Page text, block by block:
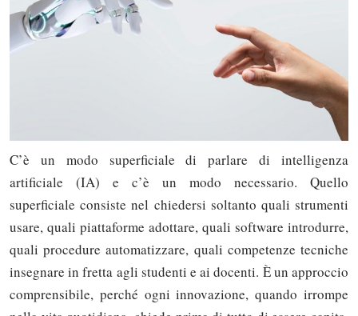
C’è un modo superficiale di parlare di intelligenza
artificiale (IA) e c’è un modo necessario. Quello
superficiale consiste nel chiedersi soltanto quali strumenti
usare, quali piattaforme adottare, quali software introdurre,
quali procedure automatizzare, quali competenze tecniche
insegnare in fretta agli studenti e ai docenti. È un approccio
comprensibile, perché ogni innovazione, quando irrompe